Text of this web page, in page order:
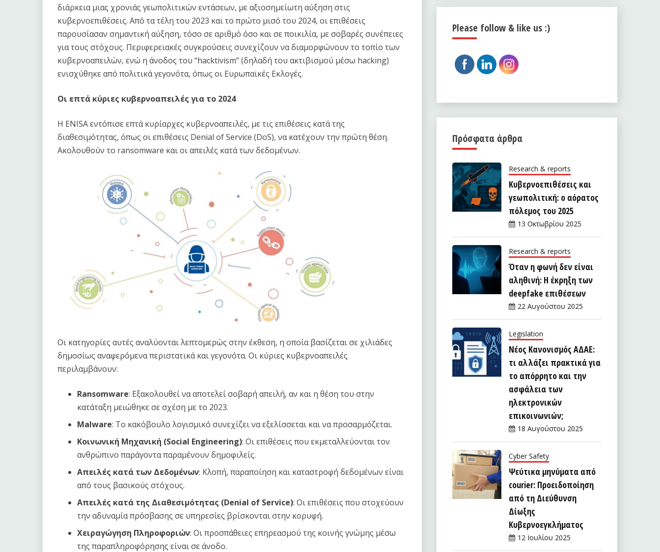
διάρκεια μιας χρονιάς γεωπολιτικών εντάσεων, με αξιοσημείωτη αύξηση στις
κυβερνοεπιθέσεις. Από τα τέλη του 2023 και το πρώτο μισό του 2024, οι επιθέσεις
παρουσίασαν σημαντική αύξηση, τόσο σε αριθμό όσο και σε ποικιλία, με σοβαρές συνέπειες
για τους στόχους. Περιφερειακές συγκρούσεις συνεχίζουν να διαμορφώνουν το τοπίο των
κυβερνοαπειλών, ενώ η άνοδος του “hacktivism” (δηλαδή του ακτιβισμού μέσω hacking)
ενισχύθηκε από πολιτικά γεγονότα, όπως οι Ευρωπαϊκές Εκλογές.
Οι επτά κύριες κυβερνοαπειλές για το 2024
Η ENISA εντόπισε επτά κυρίαρχες κυβερνοαπειλές, με τις επιθέσεις κατά της
διαθεσιμότητας, όπως οι επιθέσεις Denial of Service (DoS), να κατέχουν την πρώτη θέση.
Ακολουθούν το ransomware και οι απειλές κατά των δεδομένων.
Οι κατηγορίες αυτές αναλύονται λεπτομερώς στην έκθεση, η οποία βασίζεται σε χιλιάδες
δημοσίως αναφερόμενα περιστατικά και γεγονότα. Οι κύριες κυβερνοαπειλές
περιλαμβάνουν:
Ransomware: Εξακολουθεί να αποτελεί σοβαρή απειλή, αν και η θέση του στην
κατάταξη μειώθηκε σε σχέση με το 2023.
Malware: Το κακόβουλο λογισμικό συνεχίζει να εξελίσσεται και να προσαρμόζεται.
Κοινωνική Μηχανική (Social Engineering): Οι επιθέσεις που εκμεταλλεύονται τον
ανθρώπινο παράγοντα παραμένουν δημοφιλείς.
Απειλές κατά των Δεδομένων: Κλοπή, παραποίηση και καταστροφή δεδομένων είναι
από τους βασικούς στόχους.
Απειλές κατά της Διαθεσιμότητας (Denial of Service): Οι επιθέσεις που στοχεύουν
την αδυναμία πρόσβασης σε υπηρεσίες βρίσκονται στην κορυφή.
Χειραγώγηση Πληροφοριών: Οι προσπάθειες επηρεασμού της κοινής γνώμης μέσω
της παραπληροφόρησης είναι σε άνοδο.
Please follow & like us :)
Πρόσφατα άρθρα
Research & reports
Κυβερνοεπιθέσεις και
γεωπολιτική: ο αόρατος
πόλεμος του 2025
13 Οκτωβρίου 2025
Research & reports
Όταν η φωνή δεν είναι
αληθινή: Η έκρηξη των
deepfake επιθέσεων
22 Αυγούστου 2025
Legislation
Νέος Κανονισμός ΑΔΑΕ:
τι αλλάζει πρακτικά για
το απόρρητο και την
ασφάλεια των
ηλεκτρονικών
επικοινωνιών;
18 Αυγούστου 2025
Cyber Safety
Ψεύτικα μηνύματα από
courier: Προειδοποίηση
από τη Διεύθυνση
Δίωξης
Κυβερνοεγκλήματος
12 Ιουλίου 2025